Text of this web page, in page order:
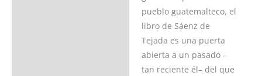
pueblo guatemalteco, el
libro de Sáenz de
Tejada es una puerta
abierta a un pasado –
tan reciente él– del que